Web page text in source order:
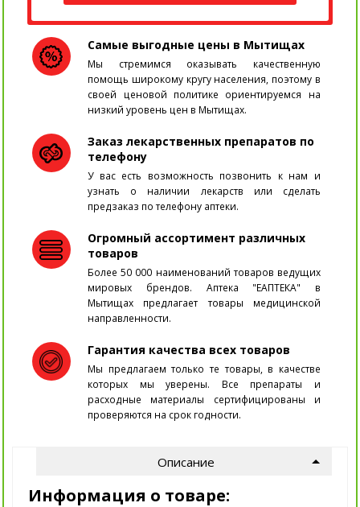
Самые выгодные цены в Мытищах
Мы стремимся оказывать качественную
помощь широкому кругу населения, поэтому в
своей ценовой политике ориентируемся на
низкий уровень цен в Мытищах.
Заказ лекарственных препаратов по
телефону
У вас есть возможность позвонить к нам и
узнать о наличии лекарств или сделать
предзаказ по телефону аптеки.
Огромный ассортимент различных
товаров
Более 50 000 наименований товаров ведущих
мировых брендов. Аптека "ЕАПТЕКА" в
Мытищах предлагает товары медицинской
направленности.
Гарантия качества всех товаров
Мы предлагаем только те товары, в качестве
которых мы уверены. Все препараты и
расходные материалы сертифицированы и
проверяются на срок годности.
Описание
Информация о товаре: